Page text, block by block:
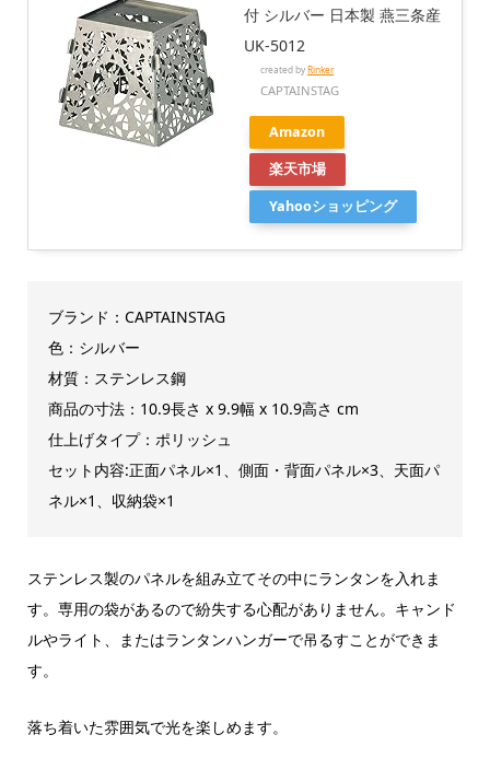
付 シルバー 日本製 燕三条産
UK-5012
created byRinker
CAPTAINSTAG
Amazon
楽天市場
Yahooショッピング
ブランド：CAPTAINSTAG
色：シルバー
材質：ステンレス鋼
商品の寸法：10.9長さ x 9.9幅 x 10.9高さ cm
仕上げタイプ：ポリッシュ
セット内容:正面パネル×1、側面・背面パネル×3、天面パ
ネル×1、収納袋×1
ステンレス製のパネルを組み立てその中にランタンを入れま
す。専用の袋があるので紛失する心配がありません。キャンド
ルやライト、またはランタンハンガーで吊るすことができま
す。
落ち着いた雰囲気で光を楽しめます。